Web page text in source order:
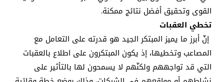
القوى وتحقيق أفضل نتائج ممكنة.
تخطي العقبات
إنّ أبرز ما يميز المبتكر الجيد هو قدرته على التعامل مع
المصاعب وتخطيها، إذ يكون المبتكرون على اطلاع بالعقبات
التي قد تواجههم ولكنّهم لا يسمحون لها بالتأثير على